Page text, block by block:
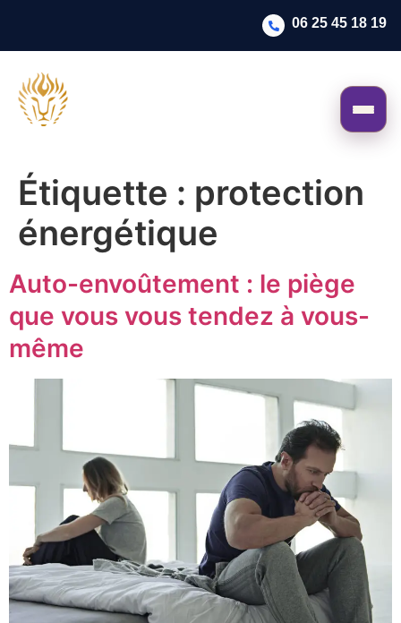
06 25 45 18 19
Étiquette : protection
énergétique
Auto-envoûtement : le piège
que vous vous tendez à vous-
même